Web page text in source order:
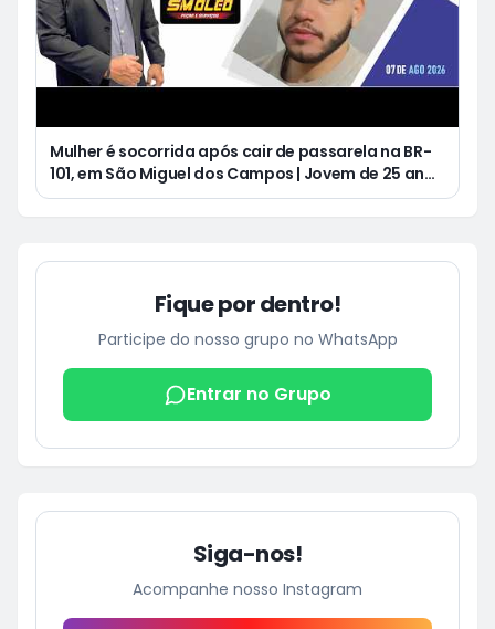
Mulher é socorrida após cair de passarela na BR-
101, em São Miguel dos Campos | Jovem de 25 anos
morre após acidente de moto no Distrito
Fique por dentro!
Participe do nosso grupo no WhatsApp
Entrar no Grupo
Siga-nos!
Acompanhe nosso Instagram